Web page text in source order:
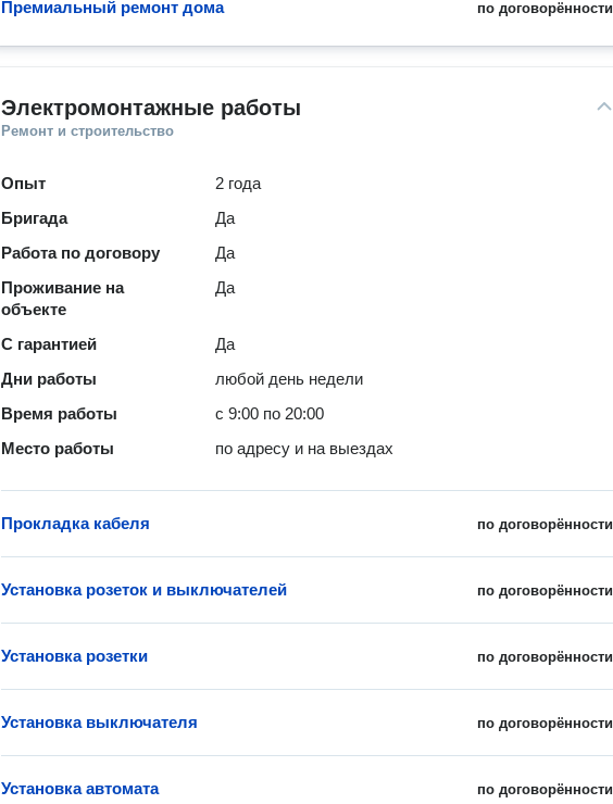
по договорённости
Премиальный ремонт дома
Электромонтажные работы
Ремонт и строительство
Опыт
2 года
Бригада
Да
Работа по договору
Да
Проживание на
объекте
Да
С гарантией
Да
Дни работы
любой день недели
Время работы
с 9:00 по 20:00
Место работы
по адресу и на выездах
по договорённости
Прокладка кабеля
по договорённости
Установка розеток и выключателей
по договорённости
Установка розетки
по договорённости
Установка выключателя
по договорённости
Установка автомата